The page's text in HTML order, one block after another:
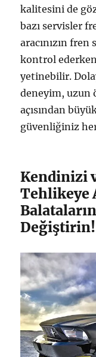
kalitesini de
bazı servisler
aracınızın
kontrol
yetinebilir.
deneyim, uzun
açısından
güvenliğiniz
Kendinizi
Tehlikeye
Değiştirin!